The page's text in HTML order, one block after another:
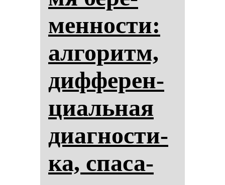
мен­нос­ти:
ал­го­ритм,
диф­фе­рен­
ци­аль­ная
ди­аг­нос­ти­
ка, спа­са­